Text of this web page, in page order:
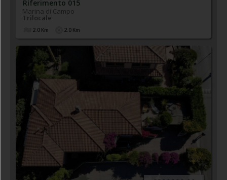
Riferimento 015
Marina di Campo
Trilocale
2.0 Km 2.0 Km